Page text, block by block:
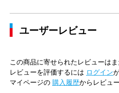
ユーザーレビュー
この商品に寄せられたレビューはま
レビューを評価するには ログイン
マイページの 購入履歴からレビュ